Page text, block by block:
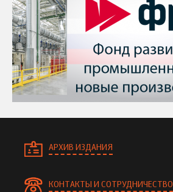
АРХИВ ИЗДАНИЯ
КОНТАКТЫ И СОТРУДНИЧЕСТВО